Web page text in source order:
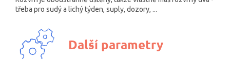
třeba pro sudý a lichý týden, suply, dozory, ...
Další parametry